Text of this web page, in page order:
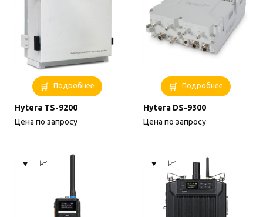
Подробнее
Hytera TS-9200
Цена по запросу
Подробнее
Hytera DS-9300
Цена по запросу